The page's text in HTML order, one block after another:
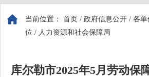
当前位置： 首页 / 政府信息公开 / 各单
位 / 人力资源和社会保障局
库尔勒市2025年5月劳动保